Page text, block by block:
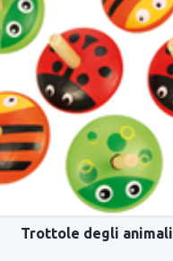
Trottole degli animali